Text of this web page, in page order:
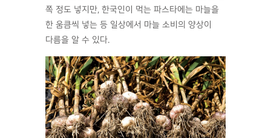
쪽 정도 넣지만, 한국인이 먹는 파스타에는 마늘을
한 움큼씩 넣는 등 일상에서 마늘 소비의 양상이
다름을 알 수 있다.